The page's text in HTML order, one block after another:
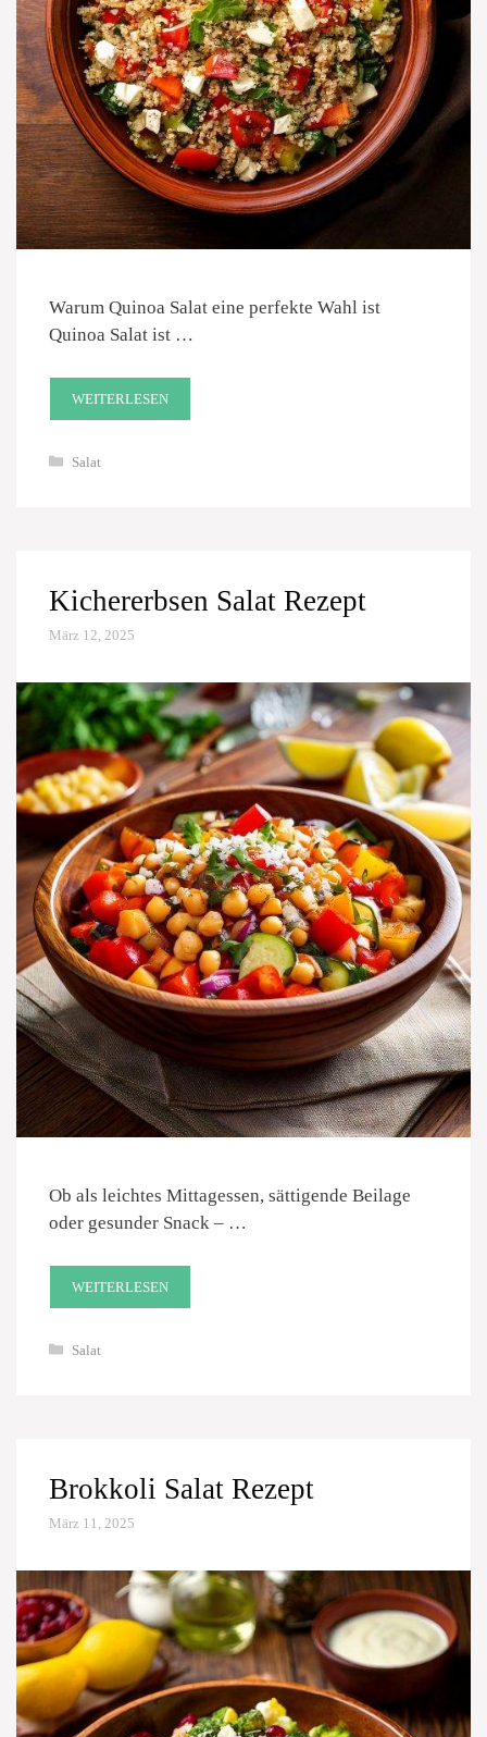
Warum Quinoa Salat eine perfekte Wahl ist
Quinoa Salat ist …
WEITERLESEN
Kategorien
Salat
Kichererbsen Salat Rezept
März 12, 2025
Ob als leichtes Mittagessen, sättigende Beilage
oder gesunder Snack – …
WEITERLESEN
Kategorien
Salat
Brokkoli Salat Rezept
März 11, 2025